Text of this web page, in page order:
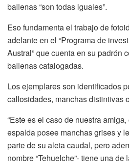
ballenas “son todas iguales”.
Eso fundamenta el trabajo de
adelante en el “Programa de
Austral” que cuenta en su padrón
ballenas catalogadas.
Los ejemplares son identificados
callosidades, manchas distintivas
“Este es el caso de nuestra
espalda posee manchas grises y
parte de su aleta caudal, pero
nombre “Tehuelche”- tiene una